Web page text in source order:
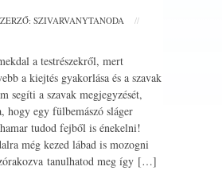
SZIVARVANYTANODA //
a testrészekről, mert
a kiejtés gyakorlása és a szavak
segíti a szavak megjegyzését,
hogy egy fülbemászó sláger
tudod fejből is énekelni!
még kezed lábad is mozogni
tanulhatod meg így […]